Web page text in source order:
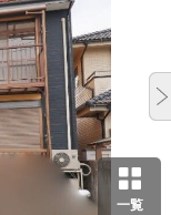
一覧